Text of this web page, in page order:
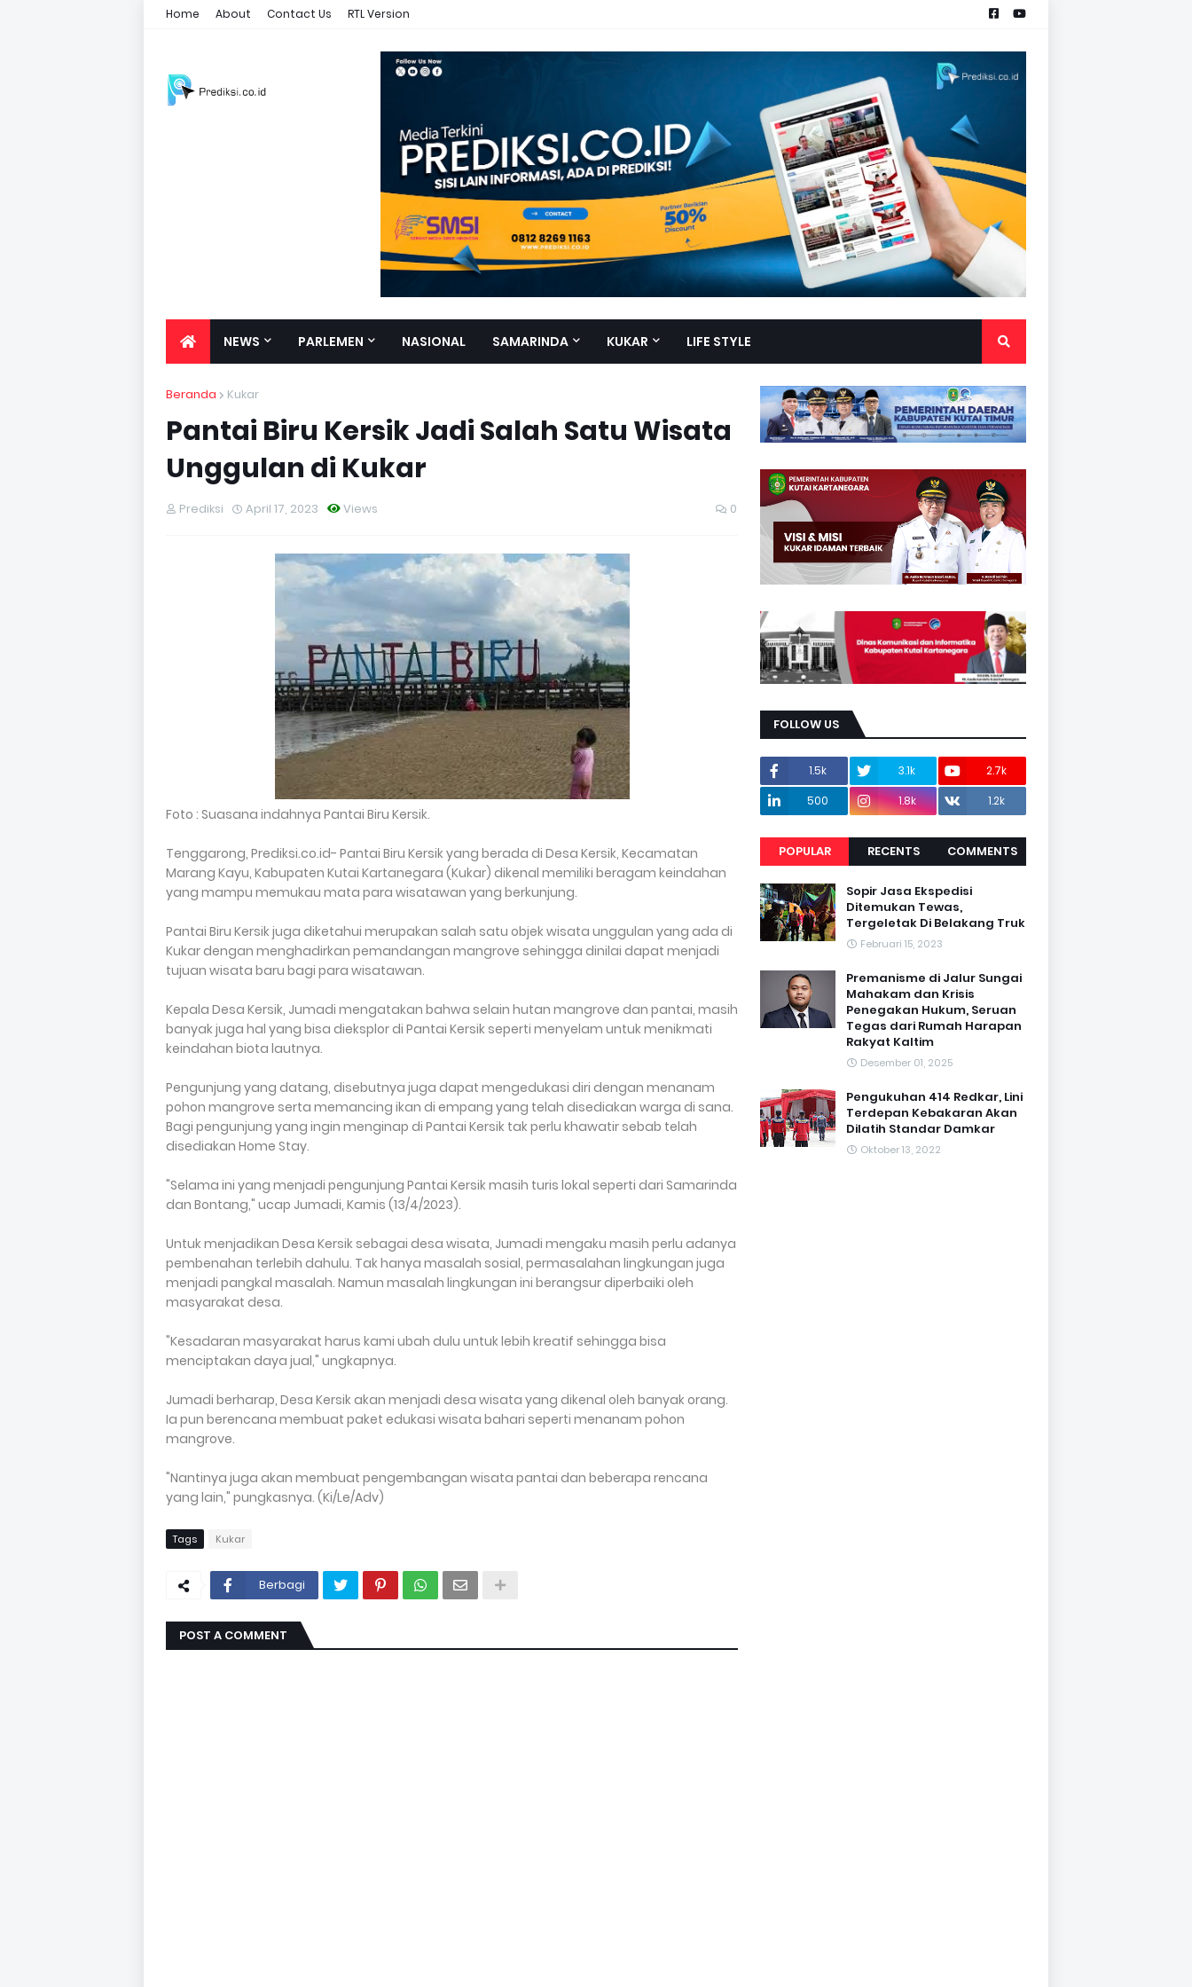
Home About Contact Us RTL Version
NEWS PARLEMEN NASIONAL SAMARINDA KUKAR LIFE STYLE
Beranda Kukar
Pantai Biru Kersik Jadi Salah Satu Wisata
Unggulan di Kukar
Prediksi Views
April 17, 2023 0
Foto : Suasana indahnya Pantai Biru Kersik.
Tenggarong, Prediksi.co.id- Pantai Biru Kersik yang berada di Desa Kersik, Kecamatan
Marang Kayu, Kabupaten Kutai Kartanegara (Kukar) dikenal memiliki beragam keindahan
yang mampu memukau mata para wisatawan yang berkunjung.
Pantai Biru Kersik juga diketahui merupakan salah satu objek wisata unggulan yang ada di
Kukar dengan menghadirkan pemandangan mangrove sehingga dinilai dapat menjadi
tujuan wisata baru bagi para wisatawan.
Kepala Desa Kersik, Jumadi mengatakan bahwa selain hutan mangrove dan pantai, masih
banyak juga hal yang bisa dieksplor di Pantai Kersik seperti menyelam untuk menikmati
keindahan biota lautnya.
Pengunjung yang datang, disebutnya juga dapat mengedukasi diri dengan menanam
pohon mangrove serta memancing ikan di empang yang telah disediakan warga di sana.
Bagi pengunjung yang ingin menginap di Pantai Kersik tak perlu khawatir sebab telah
disediakan Home Stay.
"Selama ini yang menjadi pengunjung Pantai Kersik masih turis lokal seperti dari Samarinda
dan Bontang," ucap Jumadi, Kamis (13/4/2023).
Untuk menjadikan Desa Kersik sebagai desa wisata, Jumadi mengaku masih perlu adanya
pembenahan terlebih dahulu. Tak hanya masalah sosial, permasalahan lingkungan juga
menjadi pangkal masalah. Namun masalah lingkungan ini berangsur diperbaiki oleh
masyarakat desa.
"Kesadaran masyarakat harus kami ubah dulu untuk lebih kreatif sehingga bisa
menciptakan daya jual," ungkapnya.
Jumadi berharap, Desa Kersik akan menjadi desa wisata yang dikenal oleh banyak orang.
Ia pun berencana membuat paket edukasi wisata bahari seperti menanam pohon
mangrove.
"Nantinya juga akan membuat pengembangan wisata pantai dan beberapa rencana
yang lain," pungkasnya. (Ki/Le/Adv)
Tags Kukar
Berbagi
POST A COMMENT
FOLLOW US
1.5k 3.1k
2.7k
500
1.8k 1.2k
POPULAR RECENTS COMMENTS
Sopir Jasa Ekspedisi
Ditemukan Tewas,
Tergeletak Di Belakang Truk
Februari 15, 2023
Premanisme di Jalur Sungai
Mahakam dan Krisis
Penegakan Hukum, Seruan
Tegas dari Rumah Harapan
Rakyat Kaltim
Desember 01, 2025
Pengukuhan 414 Redkar, Lini
Terdepan Kebakaran Akan
Dilatih Standar Damkar
Oktober 13, 2022